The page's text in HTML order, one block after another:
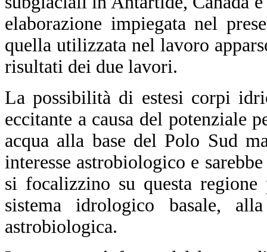
elaborazione impiegata nel
quella utilizzata nel lavoro
risultati dei due lavori.
La possibilità di estesi corpi
eccitante a causa del potenziale
acqua alla base del Polo Sud
interesse astrobiologico e
si focalizzino su questa
sistema idrologico basale,
astrobiologica.